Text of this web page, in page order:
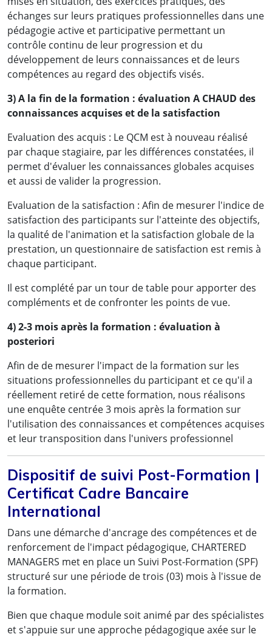
échanges sur leurs pratiques professionnelles dans une
pédagogie active et participative permettant un
contrôle continu de leur progression et du
développement de leurs connaissances et de leurs
compétences au regard des objectifs visés.
3) A la fin de la formation : évaluation A CHAUD des
connaissances acquises et de la satisfaction
Evaluation des acquis : Le QCM est à nouveau réalisé
par chaque stagiaire, par les différences constatées, il
permet d'évaluer les connaissances globales acquises
et aussi de valider la progression.
Evaluation de la satisfaction : Afin de mesurer l'indice de
satisfaction des participants sur l'atteinte des objectifs,
la qualité de l'animation et la satisfaction globale de la
prestation, un questionnaire de satisfaction est remis à
chaque participant.
Il est complété par un tour de table pour apporter des
compléments et de confronter les points de vue.
4) 2-3 mois après la formation : évaluation à
posteriori
Afin de de mesurer l'impact de la formation sur les
situations professionnelles du participant et ce qu'il a
réellement retiré de cette formation, nous réalisons
une enquête centrée 3 mois après la formation sur
l'utilisation des connaissances et compétences acquises
et leur transposition dans l'univers professionnel
Dispositif de suivi Post-Formation |
Certificat Cadre Bancaire
International
Dans une démarche d'ancrage des compétences et de
renforcement de l'impact pédagogique, CHARTERED
MANAGERS met en place un Suivi Post-Formation (SPF)
structuré sur une période de trois (03) mois à l'issue de
la formation.
Bien que chaque module soit animé par des spécialistes
et s'appuie sur une approche pédagogique axée sur le
« Désormais, je serai plus efficace dans la
préparation, l'organisation et la tenue des
assemblées, avec la communication qui va avec.
J'espère que les prochaines formations que
j'aurai à suivre dans votre cabinet auront le
même niveau de technicité (Expertise, maitrise
du sujet par les intervenants) »
Mme Roseline Franche V. [LinkedIn]- LEGAL,
CLAIMS & UAC Manager,
MSC – Mediterranean Shipping Company SA